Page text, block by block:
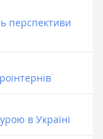
перспективи
в Україні